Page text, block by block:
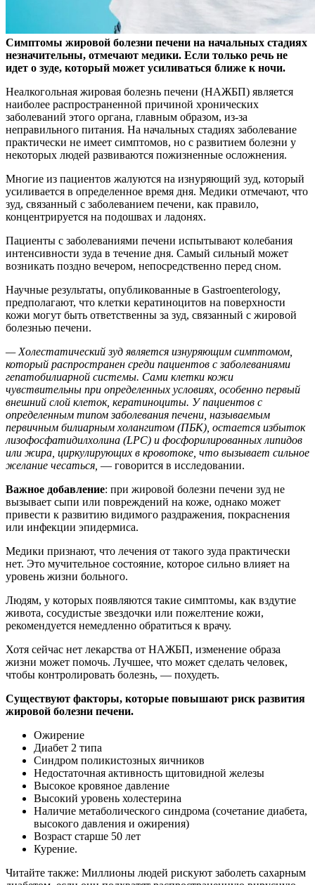
Симптомы жировой болезни печени на начальных стадиях
незначительны, отмечают медики. Если только речь не
идет о зуде, который может усиливаться ближе к ночи.
Неалкогольная жировая болезнь печени (НАЖБП) является
наиболее распространенной причиной хронических
заболеваний этого органа, главным образом, из-за
неправильного питания. На начальных стадиях заболевание
практически не имеет симптомов, но с развитием болезни у
некоторых людей развиваются пожизненные осложнения.
Многие из пациентов жалуются на изнуряющий зуд, который
усиливается в определенное время дня. Медики отмечают, что
зуд, связанный с заболеванием печени, как правило,
концентрируется на подошвах и ладонях.
Пациенты с заболеваниями печени испытывают колебания
интенсивности зуда в течение дня. Самый сильный может
возникать поздно вечером, непосредственно перед сном.
Научные результаты, опубликованные в Gastroenterology,
предполагают, что клетки кератиноцитов на поверхности
кожи могут быть ответственны за зуд, связанный с жировой
болезнью печени.
— Холестатический зуд является изнуряющим симптомом,
который распространен среди пациентов с заболеваниями
гепатобилиарной системы. Сами клетки кожи
чувствительны при определенных условиях, особенно первый
внешний слой клеток, кератиноциты. У пациентов с
определенным типом заболевания печени, называемым
первичным билиарным холангитом (ПБК), остается избыток
лизофосфатидилхолина (LPC) и фосфорилированных липидов
или жира, циркулирующих в кровотоке, что вызывает сильное
желание чесаться, — говорится в исследовании.
Важное добавление: при жировой болезни печени зуд не
вызывает сыпи или повреждений на коже, однако может
привести к развитию видимого раздражения, покраснения
или инфекции эпидермиса.
Медики признают, что лечения от такого зуда практически
нет. Это мучительное состояние, которое сильно влияет на
уровень жизни больного.
Людям, у которых появляются такие симптомы, как вздутие
живота, сосудистые звездочки или пожелтение кожи,
рекомендуется немедленно обратиться к врачу.
Хотя сейчас нет лекарства от НАЖБП, изменение образа
жизни может помочь. Лучшее, что может сделать человек,
чтобы контролировать болезнь, — похудеть.
Существуют факторы, которые повышают риск развития
жировой болезни печени.
Ожирение
Диабет 2 типа
Синдром поликистозных яичников
Недостаточная активность щитовидной железы
Высокое кровяное давление
Высокий уровень холестерина
Наличие метаболического синдрома (сочетание диабета,
высокого давления и ожирения)
Возраст старше 50 лет
Курение.
Читайте также: Миллионы людей рискуют заболеть сахарным